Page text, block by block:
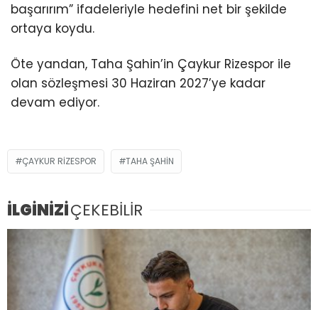
başarırım” ifadeleriyle hedefini net bir şekilde
ortaya koydu.
Öte yandan, Taha Şahin’in Çaykur Rizespor ile
olan sözleşmesi 30 Haziran 2027’ye kadar
devam ediyor.
ÇAYKUR RIZESPOR TAHA ŞAHIN
İLGİNİZİÇEKEBİLİR